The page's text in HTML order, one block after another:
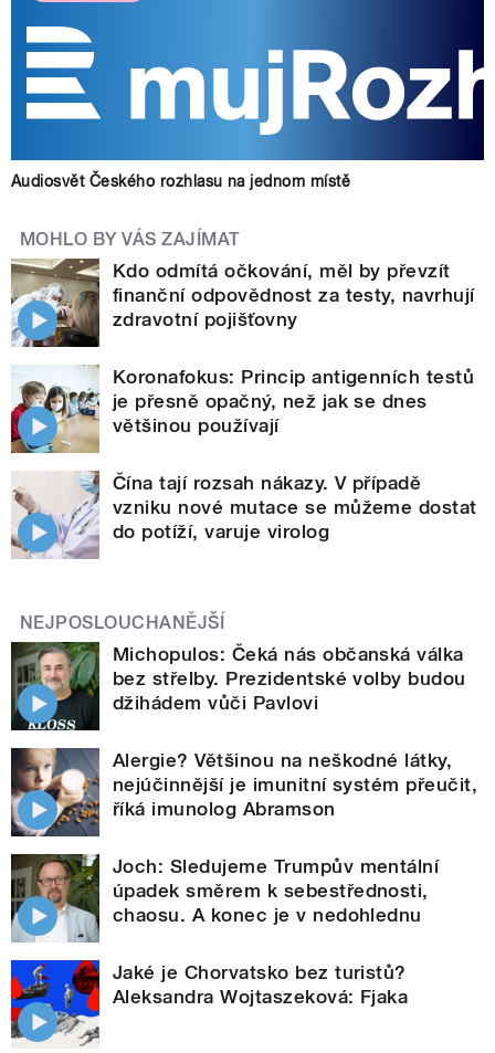
Audiosvět Českého rozhlasu na jednom místě
MOHLO BY VÁS ZAJÍMAT
Kdo odmítá očkování, měl by převzít
finanční odpovědnost za testy, navrhují
zdravotní pojišťovny
Koronafokus: Princip antigenních testů
je přesně opačný, než jak se dnes
většinou používají
Čína tají rozsah nákazy. V případě
vzniku nové mutace se můžeme dostat
do potíží, varuje virolog
NEJPOSLOUCHANĚJŠÍ
Michopulos: Čeká nás občanská válka
bez střelby. Prezidentské volby budou
džihádem vůči Pavlovi
Alergie? Většinou na neškodné látky,
nejúčinnější je imunitní systém přeučit,
říká imunolog Abramson
Joch: Sledujeme Trumpův mentální
úpadek směrem k sebestřednosti,
chaosu. A konec je v nedohlednu
Jaké je Chorvatsko bez turistů?
Aleksandra Wojtaszeková: Fjaka